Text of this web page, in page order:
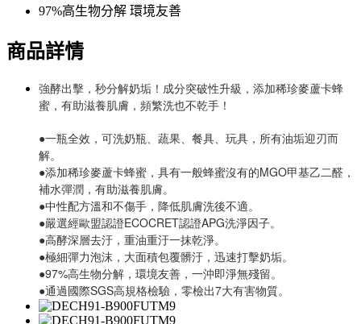
97%高生物分解 環境友善
商品詳情
強酵出擊，秒分解奶垢！成分突破性升級，添加稀珍麥蘆卡蜂
蜜，有助滋養肌膚，頻繁洗也不乾手！
●一瓶全效，可洗奶瓶、蔬果、餐具、玩具，所有油垢迎刃而
解。
●添加稀珍麥蘆卡蜂蜜，具有一般蜂蜜沒有的MGO甲基乙二醛，
補水彈潤，有助滋養肌膚。
●中性配方溫和不傷手，降低肌膚洗後不適。
●嚴選經歐盟認證ECOCRET認證APG洗淨因子。
●高酵深層去汙，重油重汙一抹乾淨。
●極細彈力泡沫，大面積包覆髒汙，迅速打擊奶垢。
●97%高生物分解，環境友善，一沖即淨無殘留。
●通過國際SGS高規格檢驗，零檢出7大有害物質。